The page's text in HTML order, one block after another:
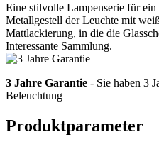
Eine stilvolle Lampenserie für ein
Metallgestell der Leuchte mit
Mattlackierung, in die die
Interessante Sammlung.
3 Jahre Garantie - Sie haben 3
Beleuchtung
Produktparameter